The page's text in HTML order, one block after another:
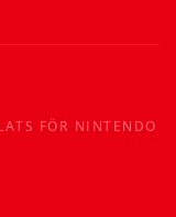
FÖR NINTENDO